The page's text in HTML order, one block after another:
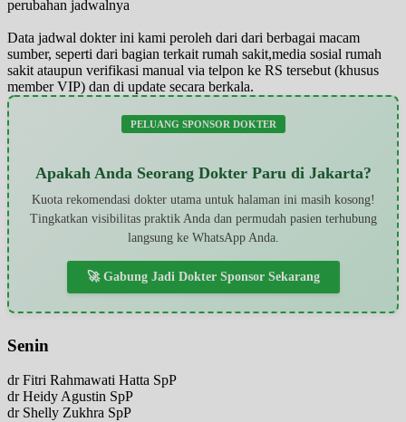
perubahan jadwalnya
Data jadwal dokter ini kami peroleh dari dari berbagai macam
sumber, seperti dari bagian terkait rumah sakit,media sosial rumah
sakit ataupun verifikasi manual via telpon ke RS tersebut (khusus
member VIP) dan di update secara berkala.
PELUANG SPONSOR DOKTER
Apakah Anda Seorang Dokter Paru di Jakarta?
Kuota rekomendasi dokter utama untuk halaman ini masih kosong!
Tingkatkan visibilitas praktik Anda dan permudah pasien terhubung
langsung ke WhatsApp Anda.
🚀 Gabung Jadi Dokter Sponsor Sekarang
Senin
dr Fitri Rahmawati Hatta SpP
dr Heidy Agustin SpP
dr Shelly Zukhra SpP